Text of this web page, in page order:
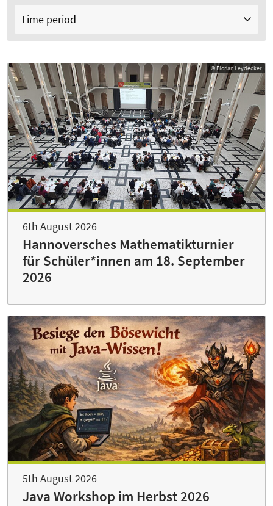
Time period
© Florian Leydecker
6th August 2026
Hannoversches Mathematikturnier
für Schüler*innen am 18. September
2026
5th August 2026
Java Workshop im Herbst 2026